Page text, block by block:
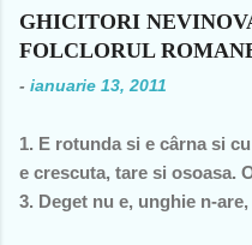
scoate şi tâmpiţi în urma
pdl-işti, aceasta nu e o
1990 şi până în acest an
opoziţie, chiar şi atunci
GHICITORI
FOLCLORUL
- ianuarie 13, 2011
1. E rotunda si e cârna si
e crescuta, tare si osoasa.
3. Deget nu e, unghie n-